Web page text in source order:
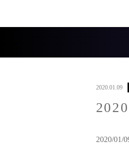
2020.01.09
2020/01/